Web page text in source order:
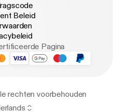
Beleid
Pagina
rechten voorbehouden